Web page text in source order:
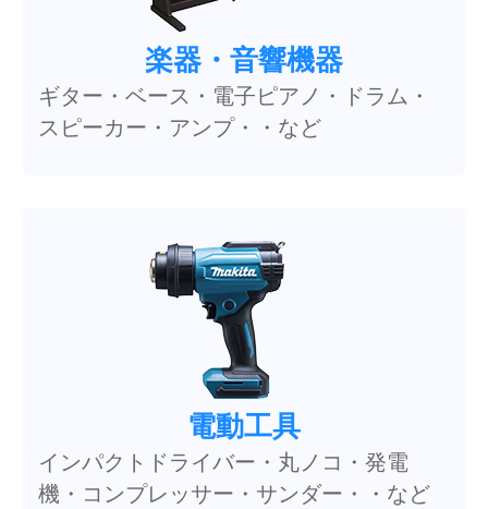
楽器・音響機器
ギター・ベース・電子ピアノ・ドラム・
スピーカー・アンプ・・など
電動工具
インパクトドライバー・丸ノコ・発電
機・コンプレッサー・サンダー・・など